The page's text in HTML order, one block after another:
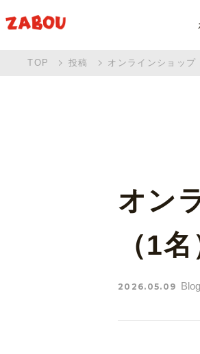
TOP 投稿 オンラインショップ
オン
（1名
2026.05.09 Blog